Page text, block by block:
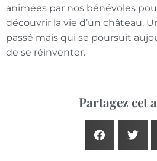
animées par nos bénévoles
découvrir la vie d’un château.
passé mais qui se poursuit
de se réinventer.
Partagez cet